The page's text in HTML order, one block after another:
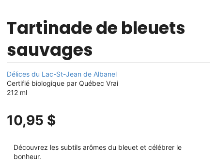
Tartinade de bleuets
sauvages
Délices du Lac-St-Jean de Albanel
Certifié biologique par Québec Vrai
212 ml
10,95 $
Découvrez les subtils arômes du bleuet et célébrer le
bonheur.